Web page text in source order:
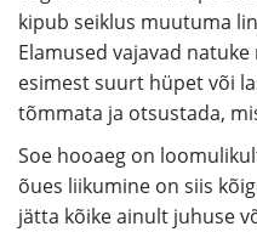
kipub seiklus muutuma
Elamused vajavad
esimest suurt hüpet või
tõmmata ja otsustada,
Soe hooaeg on
õues liikumine on siis
jätta kõike ainult juhuse